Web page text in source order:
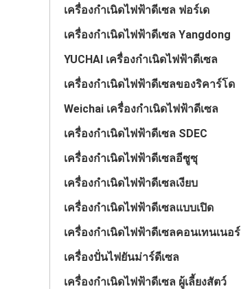
เครื่องกำเนิดไฟฟ้าดีเซล ฟอร์เด
เครื่องกำเนิดไฟฟ้าดีเซล Yangdong
YUCHAI เครื่องกำเนิดไฟฟ้าดีเซล
เครื่องกำเนิดไฟฟ้าดีเซลของริคาร์โด
Weichai เครื่องกำเนิดไฟฟ้าดีเซล
เครื่องกำเนิดไฟฟ้าดีเซล SDEC
เครื่องกำเนิดไฟฟ้าดีเซลอีซูซุ
เครื่องกำเนิดไฟฟ้าดีเซลเงียบ
เครื่องกำเนิดไฟฟ้าดีเซลแบบเปิด
เครื่องกำเนิดไฟฟ้าดีเซลคอนเทนเนอร์
เครื่องปั่นไฟยันม่าร์ดีเซล
เครื่องกำเนิดไฟฟ้าดีเซล ผู้เลี้ยงสัตว์